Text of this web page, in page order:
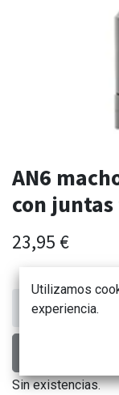
AN6
con
23,95 €
Sin existencias.
Utilizamos
experiencia.